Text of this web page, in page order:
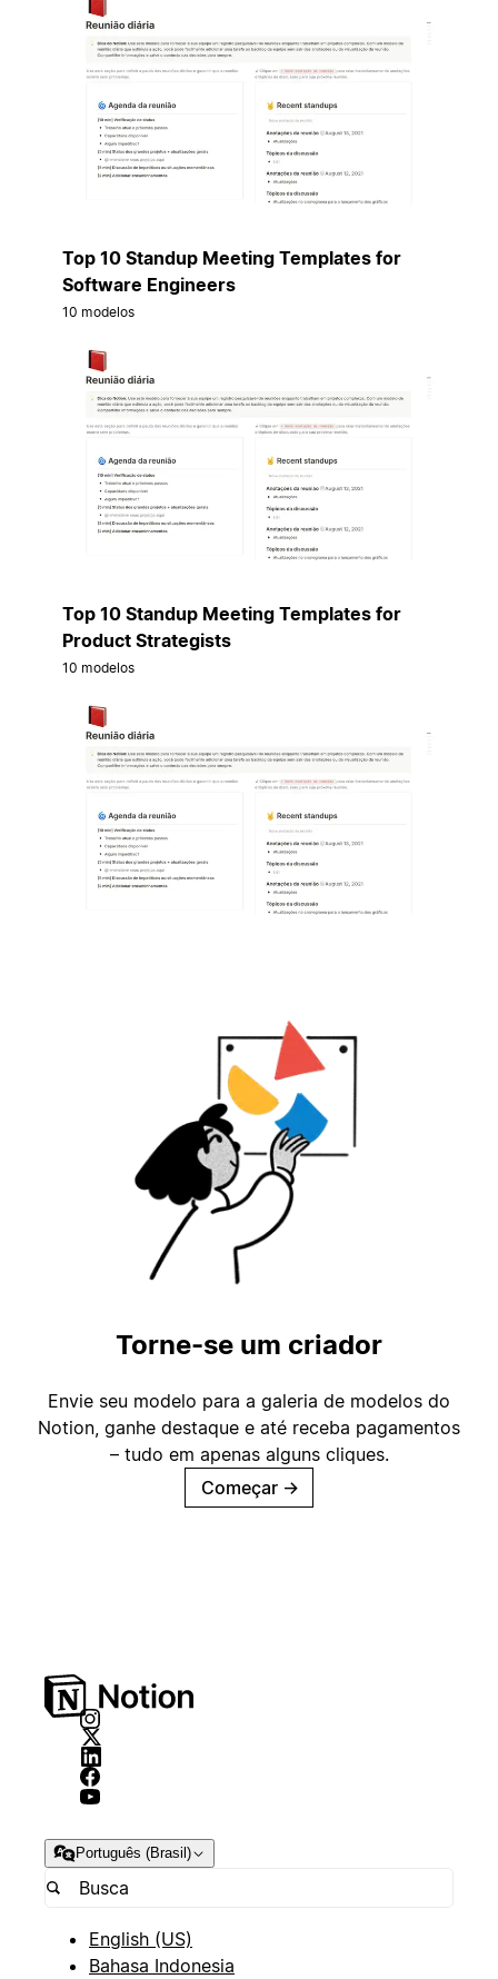
Top 10 Standup Meeting Templates for
Software Engineers
10 modelos
Top 10 Standup Meeting Templates for
Product Strategists
10 modelos
Torne-se um criador
Envie seu modelo para a galeria de modelos do
Notion, ganhe destaque e até receba pagamentos
– tudo em apenas alguns cliques.
Começar →
Português (Brasil)
English (US)
Bahasa Indonesia